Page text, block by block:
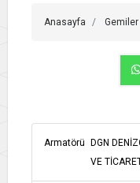
Anasayfa Gemiler
Armatörü DGN
VE